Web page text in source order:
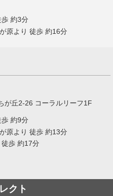
約3分
原より 徒歩 約16分
が丘2-26 コーラルリーフ1F
約9分
原より 徒歩 約13分
歩 約17分
クト